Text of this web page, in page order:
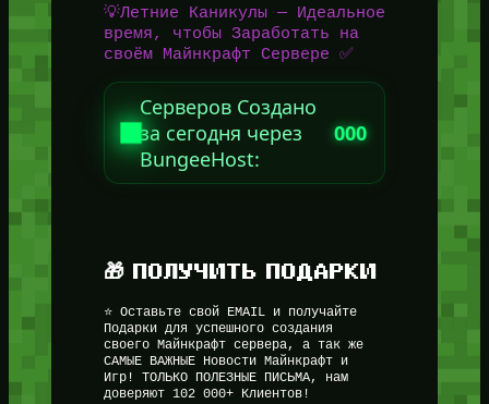
💡Летние Каникулы — Идеальное
время, чтобы Заработать на
своём Майнкрафт Сервере ✅
Серверов Создано
за сегодня через
BungeeHost:
000
🎁 ПОЛУЧИТЬ ПОДАРКИ
⭐ Оставьте свой EMAIL и получайте
Подарки для успешного создания
своего Майнкрафт сервера, а так же
САМЫЕ ВАЖНЫЕ Новости Майнкрафт и
Игр! ТОЛЬКО ПОЛЕЗНЫЕ ПИСЬМА, нам
доверяют 102 000+ Клиентов!